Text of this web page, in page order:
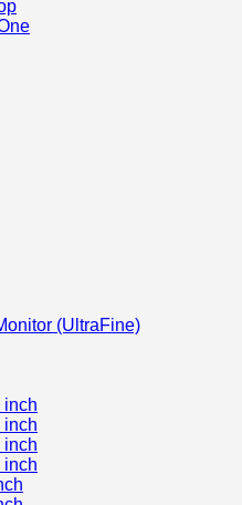
(UltraFine)
inch
inch
inch
inch